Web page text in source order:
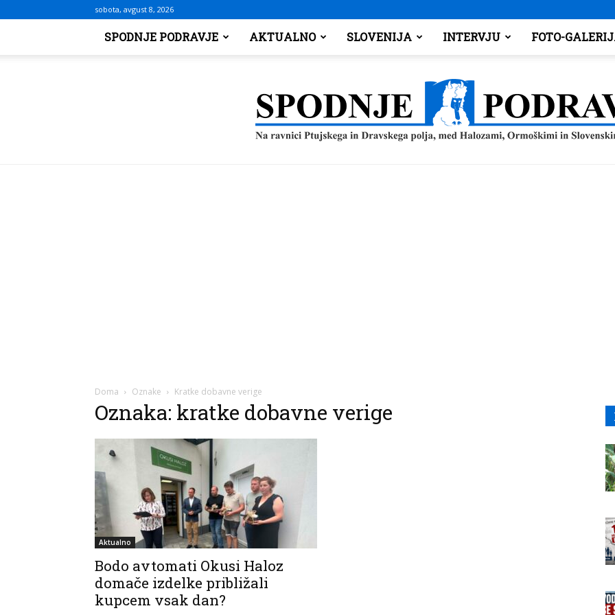
sobota, avgust 8, 2026
SPODNJE PODRAVJE AKTUALNO SLOVENIJA INTERVJU FOTO-
Doma Oznake Kratke dobavne verige
Oznaka: kratke dobavne verige
Aktualno
Bodo avtomati Okusi Haloz
domače izdelke približali
kupcem vsak dan?